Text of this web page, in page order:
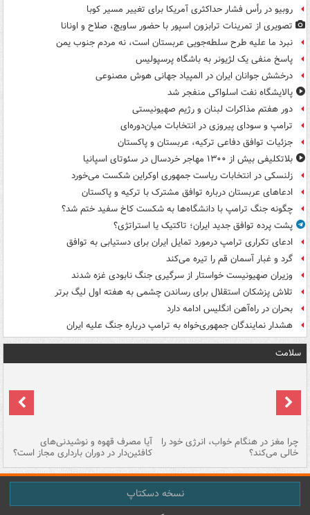
روبیو در رأس فشار حداکثری آمریکا برای تغییر مسیر کوبا
تصویری از تمرینات ترابزون اسپور با حضور ساویچ، صلاح و اونانا
نبرد ما علیه طرح سلطه‌جویی عربستان است، نه مردم جنوب یمن
پاسخ منفی یک لژیونر به باشگاه پرسپولیس
درخشش جوانان ایران در المپیاد جهانی هوش مصنوعی
پالایشگاه نفت اسلواکی منفجر شد
دور هفتم مذاکرات لبنان و رژیم صهیونیستی
ترامپ و سودای پیروزی در انتخابات میان‌دوره‌ای
جزئیات توافق دفاعی ترکیه، عربستان و پاکستان
بلاتکلیفی بیش از ۱۳۰۰ مهاجر خردسال در سئوتای اسپانیا
زلنسکی در انتخابات ریاست جمهوری اوکراین شکست می‌خورد
ادعاهای عربستان درباره توافق مشترک با ترکیه و پاکستان
چگونه جنگ ترامپ با دانشگاه‌ها به شکست کاخ سفید ختم شد؟
پشت پرده توافق جدید ایران؛ تاکتیک یا استراتژی؟
ادعای تکراری ترامپ درمورد تمایل ایران برای دستیابی به توافق
گرد و غبار آسمان قم را تیره می‌کند
وزیران صهیونیست خواستار از سرگیری جنگ نابودی غزه شدند
تلاش پزشکان استقلال برای رساندن چشمی به هفته اول لیگ برتر
بحران در راه‌آهن انگلیس ادامه دارد
هشدار نمایندگان جمهوری‌خواه به ترامپ درباره جنگ علیه ایران
سلامت
چرا مغز در هنگام خواب، انرژی خود را
خالی می‌کند؟
آیا مصرف قهوه و نوشیدنی‌های
کافئین‌دار در دوران بارداری مجاز است؟
نسخه دسکتاپ